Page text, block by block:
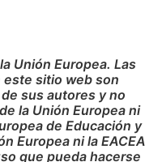
Unión Europea. Las
sitio web son
sus autores y no
la Unión Europea ni
de Educación y
Europea ni la EACEA
que pueda hacerse